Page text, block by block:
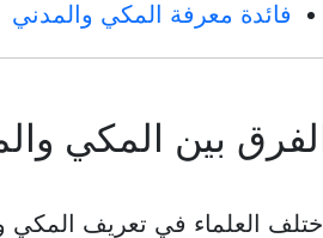
فائدة معرفة المكي والمدني
الفرق بين المكي
اختلف العلماء في تعريف المكي